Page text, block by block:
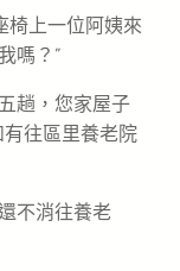
椅上一位阿姨來
嗎？”
趟，您家屋子
有往區里養老院
不消往養老